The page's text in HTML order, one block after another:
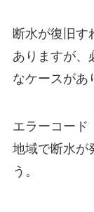
断水が復旧す
ありますが、
なケースがあ
エラーコード
地域で断水が
う。